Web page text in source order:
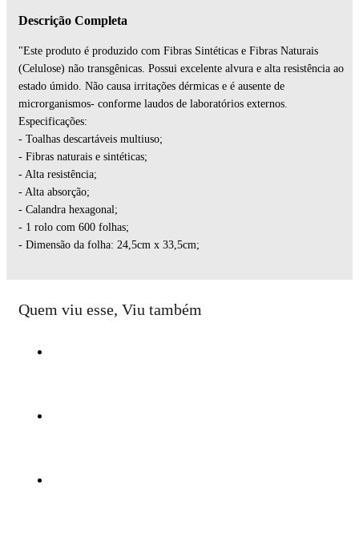
Descrição Completa
"Este produto é produzido com Fibras Sintéticas e Fibras Naturais
(Celulose) não transgênicas. Possui excelente alvura e alta resistência ao
estado úmido. Não causa irritações dérmicas e é ausente de
microrganismos- conforme laudos de laboratórios externos.
Especificações:
- Toalhas descartáveis multiuso;
- Fibras naturais e sintéticas;
- Alta resistência;
- Alta absorção;
- Calandra hexagonal;
- 1 rolo com 600 folhas;
- Dimensão da folha: 24,5cm x 33,5cm;
Quem viu esse, Viu também